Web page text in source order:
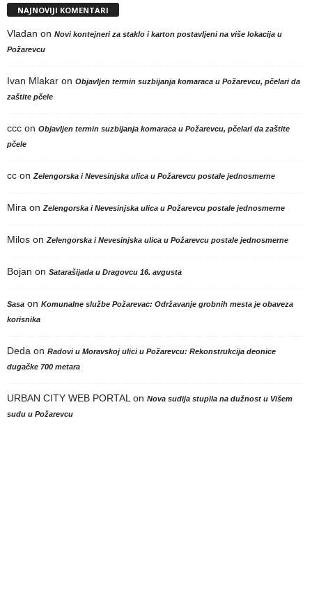
NAJNOVIJI KOMENTARI
Vladan on Novi kontejneri za staklo i karton postavljeni na više lokacija u
Požarevcu
Ivan Mlakar on Objavljen termin suzbijanja komaraca u Požarevcu, pčelari da
zaštite pčele
ccc on Objavljen termin suzbijanja komaraca u Požarevcu, pčelari da zaštite
pčele
cc on Zelengorska i Nevesinjska ulica u Požarevcu postale jednosmerne
Mira on Zelengorska i Nevesinjska ulica u Požarevcu postale jednosmerne
Milos on Zelengorska i Nevesinjska ulica u Požarevcu postale jednosmerne
Bojan on Satarašijada u Dragovcu 16. avgusta
Sasa on Komunalne službe Požarevac: Održavanje grobnih mesta je obaveza
korisnika
Deda on Radovi u Moravskoj ulici u Požarevcu: Rekonstrukcija deonice
dugačke 700 metara
URBAN CITY WEB PORTAL on Nova sudija stupila na dužnost u Višem
sudu u Požarevcu